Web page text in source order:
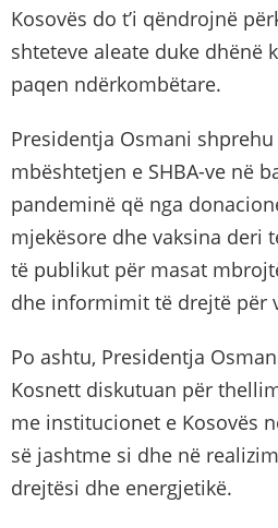
Kosovës do t’i qëndrojnë
shteteve aleate duke dhënë
paqen ndërkombëtare.
Presidentja Osmani
mbështetjen e SHBA-ve në
pandeminë që nga
mjekësore dhe vaksina deri
të publikut për masat
dhe informimit të drejtë për
Po ashtu, Presidentja
Kosnett diskutuan për
me institucionet e Kosovës
së jashtme si dhe në
drejtësi dhe energjetikë.